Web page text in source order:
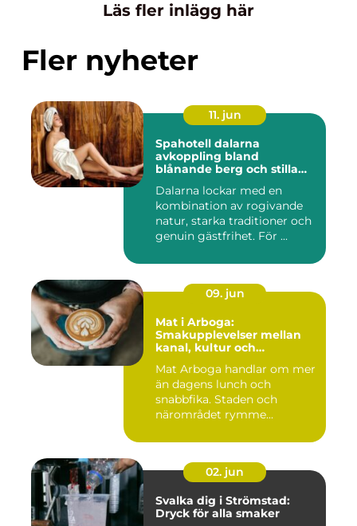
Läs fler inlägg här
Fler nyheter
11. jun
Spahotell dalarna
avkoppling bland
blånande berg och stilla
Dalarna lockar med en
kombination av rogivande
natur, starka traditioner och
genuin gästfrihet. För ...
09. jun
Mat i Arboga:
Smakupplevelser mellan
kanal, kultur och
Mat Arboga handlar om mer
än dagens lunch och
snabbfika. Staden och
närområdet rymme...
02. jun
Svalka dig i Strömstad:
Dryck för alla smaker